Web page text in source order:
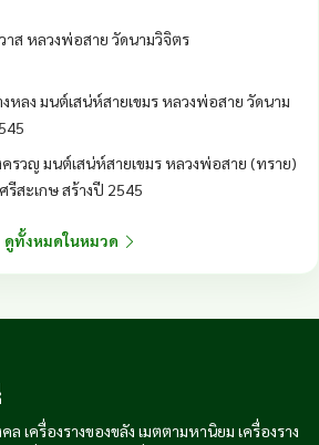
ส หลวงพ่อสาย วัดนามวิจิตร
หลง มนต์เสน่ห์สายเขมร หลวงพ่อสาย วัดนาม
รวญ มนต์เสน่ห์สายเขมร หลวงพ่อสาย (ทราย)
รีสะเกษ สร้างปี 2545
ดูทั้งหมดในหมวด
เครื่องรางของขลัง เมตตามหานิยม เครื่องราง